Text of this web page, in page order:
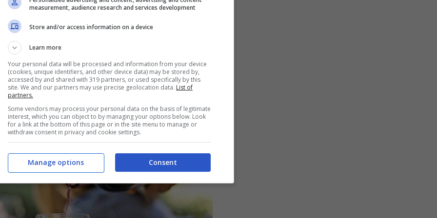
si degusta e chi assaggia:
i vini. Per fare questo lavoro, però, occorre
Ecco tutto quello che devi sapere sulla
measurement, audience research and services development
Store and/or access information on a device
Learn more
Your personal data will be processed and information from your device
(cookies, unique identifiers, and other device data) may be stored by,
accessed by and shared with 319 partners, or used specifically by this
site. We and our partners may use precise geolocation data. List of
partners.
Some vendors may process your personal data on the basis of legitimate
interest, which you can object to by managing your options below. Look
for a link at the bottom of this page or in the site menu to manage or
withdraw consent in privacy and cookie settings.
Consent
Manage options